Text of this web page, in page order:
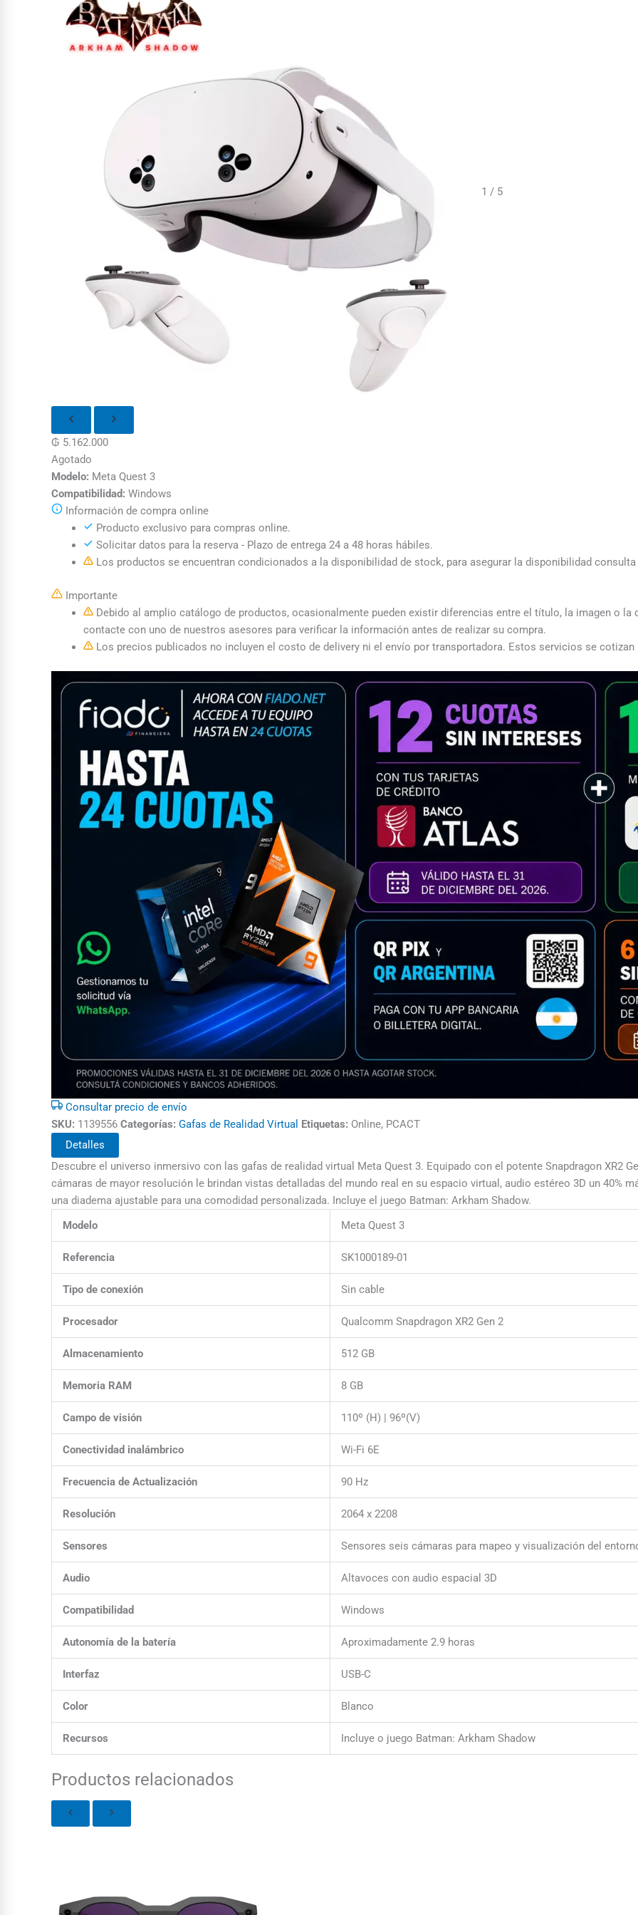
1 / 5
₲ 5.162.000
Agotado
Modelo: Meta Quest 3
Compatibilidad: Windows
Información de compra online
Producto exclusivo para compras online.
Solicitar datos para la reserva - Plazo de entrega 24 a 48 horas hábiles.
Los productos se encuentran condicionados a la disponibilidad de stock, para asegurar la disponibilidad
Importante
Debido al amplio catálogo de productos, ocasionalmente pueden existir diferencias entre el título, la imagen o
contacte con uno de nuestros asesores para verificar la información antes de realizar su compra.
Los precios publicados no incluyen el costo de delivery ni el envío por transportadora. Estos servicios se
Consultar precio de envío
SKU: 1139556 Categorías: Gafas de Realidad Virtual Etiquetas: Online, PCACT
Detalles
Descubre el universo inmersivo con las gafas de realidad virtual Meta Quest 3. Equipado con el potente Snapdragon XR2
cámaras de mayor resolución le brindan vistas detalladas del mundo real en su espacio virtual, audio estéreo 3D un 40%
una diadema ajustable para una comodidad personalizada. Incluye el juego Batman: Arkham Shadow.
Modelo
Meta Quest 3
Referencia SK1000189-01
Tipo de conexión Sin cable
Procesador Qualcomm Snapdragon XR2 Gen 2
Almacenamiento 512 GB
Memoria RAM 8 GB
Campo de visión 110º (H) | 96º(V)
Conectividad inalámbrico Wi-Fi 6E
Frecuencia de Actualización 90 Hz
Resolución 2064 x 2208
Sensores Sensores seis cámaras para mapeo y visualización del
Audio Altavoces con audio espacial 3D
Compatibilidad Windows
Autonomía de la batería Aproximadamente 2.9 horas
Interfaz USB-C
Color Blanco
Recursos Incluye o juego Batman: Arkham Shadow
Productos relacionados